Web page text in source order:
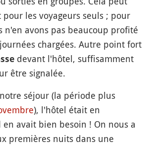
les voyageurs seuls ; pour
n'en avons pas beaucoup profité
chargées. Autre point fort
devant l'hôtel, suffisamment
être signalée.
séjour (la période plus
), l'hôtel était en
avait bien besoin ! On nous a
premières nuits dans une